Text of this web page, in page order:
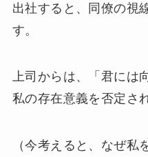
出社すると、同僚の視
す。
上司からは、「君には
私の存在意義を否定さ
（今考えると、なぜ私